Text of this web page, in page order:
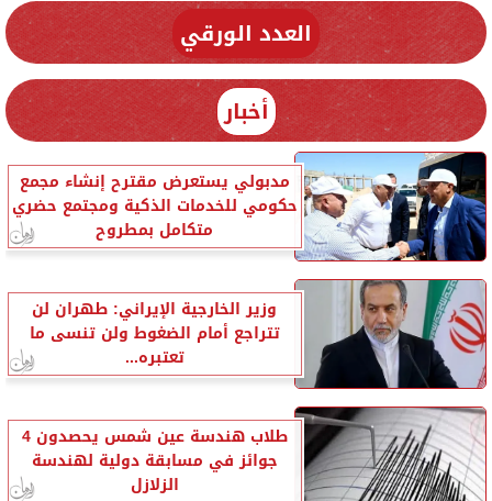
العدد الورقي
أخبار
مدبولي يستعرض مقترح إنشاء مجمع
حكومي للخدمات الذكية ومجتمع حضري
متكامل بمطروح
وزير الخارجية الإيراني: طهران لن
تتراجع أمام الضغوط ولن تنسى ما
تعتبره...
طلاب هندسة عين شمس يحصدون 4
جوائز في مسابقة دولية لهندسة
الزلازل